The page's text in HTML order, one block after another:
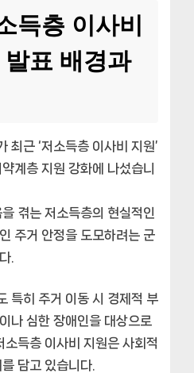
득층 이사비
표 배경과
최근 ‘저소득층 이사비 지원’
계층 지원 강화에 나섰습니
겪는 저소득층의 현실적인
주거 안정을 도모하려는 군
.
특히 주거 이동 시 경제적 부
나 심한 장애인을 대상으로
득층 이사비 지원은 사회적
담고 있습니다.